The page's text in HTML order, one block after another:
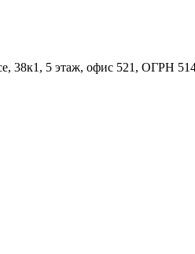
38к1, 5 этаж, офис 521, ОГРН